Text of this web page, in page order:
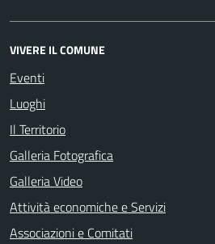
VIVERE IL COMUNE
Eventi
Luoghi
Il Territorio
Galleria Fotografica
Galleria Video
Attività economiche e Servizi
Associazioni e Comitati